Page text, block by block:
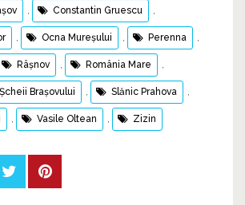
, Constantin Gruescu ,
, Ocna Mureșului , Perenna ,
Râșnov , România Mare ,
Șcheii Brașovului , Slănic Prahova ,
, Vasile Oltean , Zizin